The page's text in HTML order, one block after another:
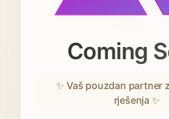
Coming
✨ Vaš pouzdan partner
rješenja ✨